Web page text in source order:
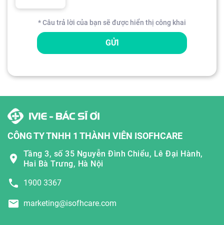
* Câu trả lời của bạn sẽ được hiển thị công khai
GỬI
CÔNG TY TNHH 1 THÀNH VIÊN ISOFHCARE
Tầng 3, số 35 Nguyễn Đình Chiểu, Lê Đại Hành,
Hai Bà Trưng, Hà Nội
1900 3367
marketing@isofhcare.com